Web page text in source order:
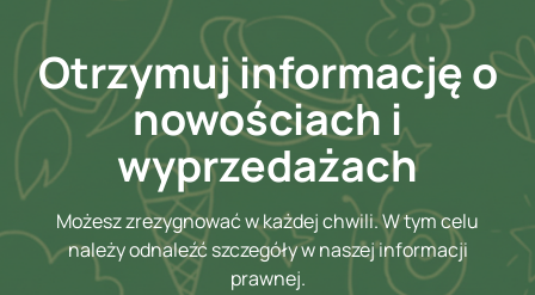
Otrzymuj informację o
nowościach i
wyprzedażach
Możesz zrezygnować w każdej chwili. W tym celu
należy odnaleźć szczegóły w naszej informacji
prawnej.